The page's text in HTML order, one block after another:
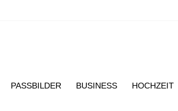
PASSBILDER BUSINESS HOCHZEIT